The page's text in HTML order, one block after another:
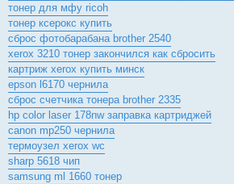
тонер для мфу ricoh
тонер ксерокс купить
сброс фотобарабана brother 2540
xerox 3210 тонер закончился как сбросить
картриж xerox купить минск
epson l6170 чернила
сброс счетчика тонера brother 2335
hp color laser 178nw заправка картриджей
canon mp250 чернила
термоузел xerox wc
sharp 5618 чип
samsung ml 1660 тонер